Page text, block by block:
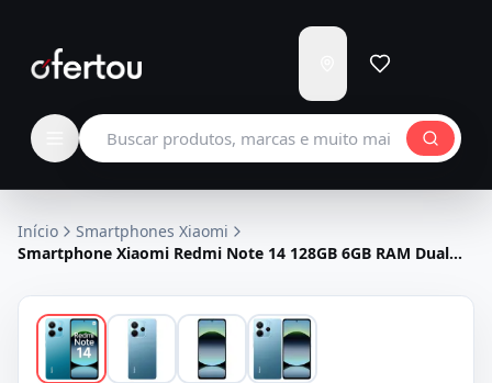
para
Carregando...
Buscar produtos
Início
Smartphones Xiaomi
Smartphone Xiaomi Redmi Note 14 128GB 6GB RAM Dual